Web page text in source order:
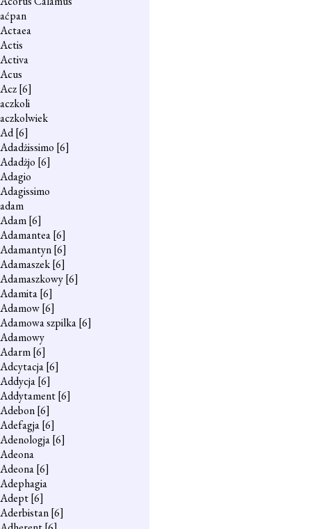
aćpan
Actaea
Actis
Activa
Acus
Acz[6]
aczkoli
aczkolwiek
Ad[6]
Adadżissimo [6]
Adadżjo [6]
Adagio
Adagissimo
adam
Adam[6]
Adamantea[6]
Adamantyn[6]
Adamaszek[6]
Adamaszkowy[6]
Adamita[6]
Adamow[6]
Adamowa szpilka[6]
Adamowy
Adarm[6]
Adcytacja[6]
Addycja[6]
Addytament[6]
Adebon[6]
Adefagja[6]
Adenologja[6]
Adeona
Adeona[6]
Adephagia
Adept[6]
Aderbistan[6]